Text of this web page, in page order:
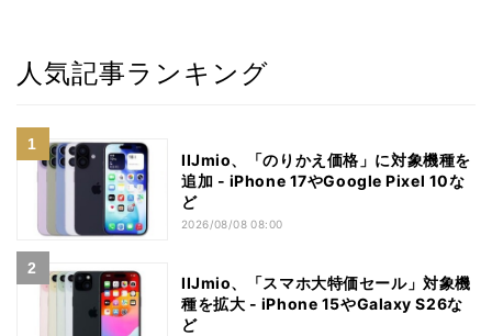
人気記事ランキング
IIJmio、「のりかえ価格」に対象機種を
追加 - iPhone 17やGoogle Pixel 10な
ど
2026/08/08 08:00
IIJmio、「スマホ大特価セール」対象機
種を拡大 - iPhone 15やGalaxy S26な
ど